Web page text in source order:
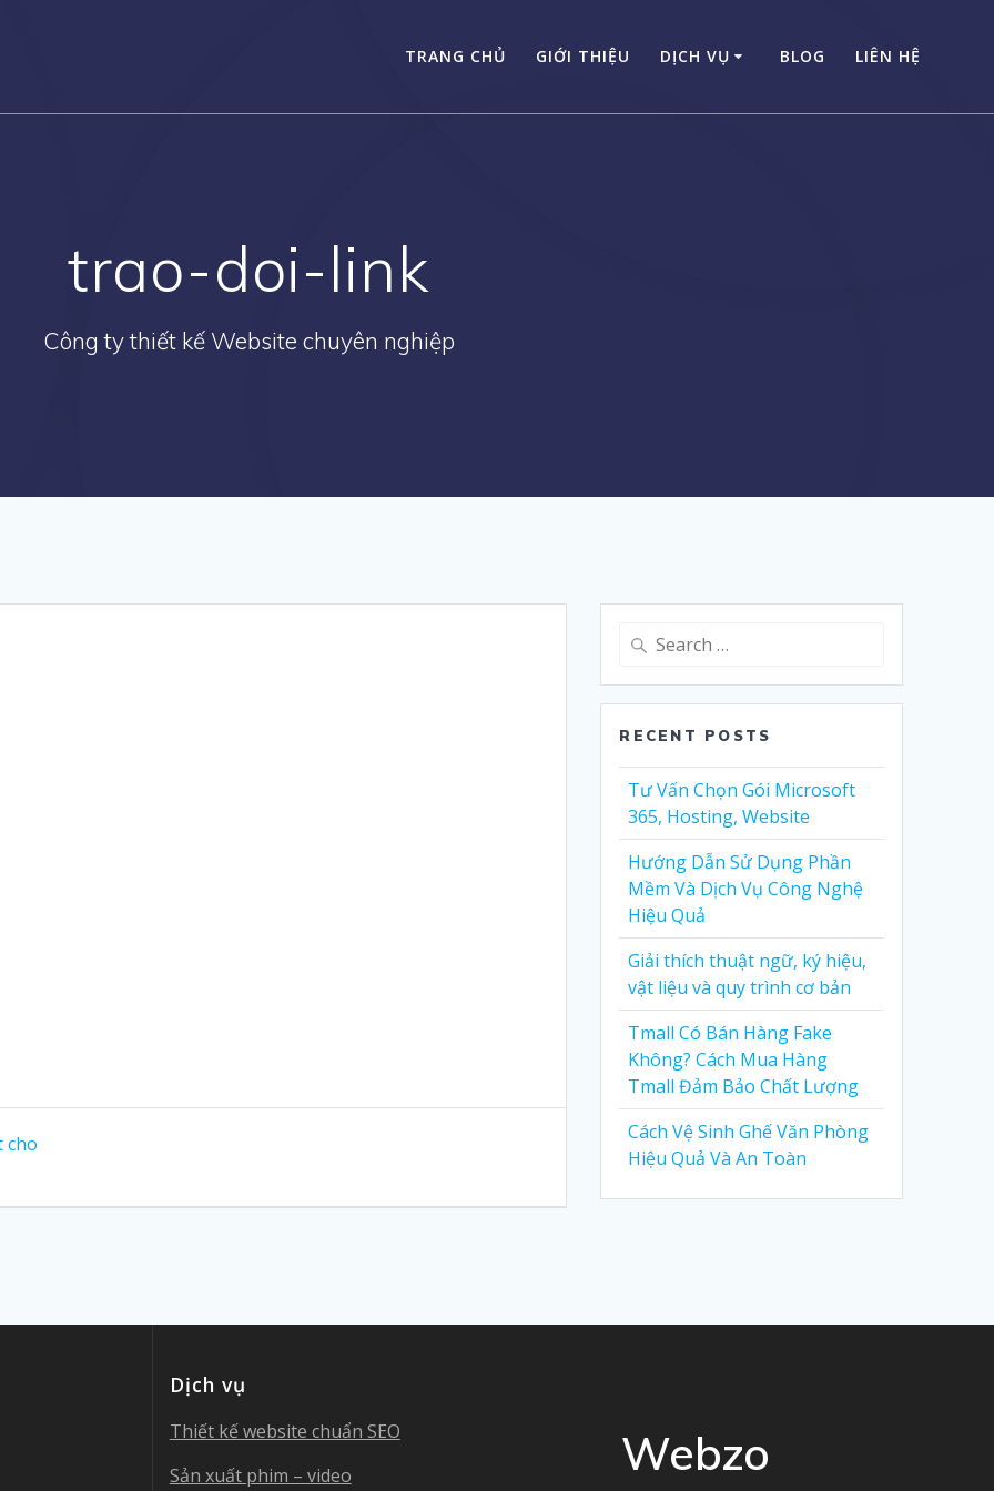
TRANG CHỦ GIỚI THIỆU DỊCH VỤ BLOG LIÊN HỆ
trao-doi-link
Công ty thiết kế Website chuyên nghiệp
cho
Search
RECENT POSTS
Tư Vấn Chọn Gói Microsoft
365, Hosting, Website
Hướng Dẫn Sử Dụng Phần
Mềm Và Dịch Vụ Công Nghệ
Hiệu Quả
Giải thích thuật ngữ, ký hiệu,
vật liệu và quy trình cơ bản
Tmall Có Bán Hàng Fake
Không? Cách Mua Hàng
Tmall Đảm Bảo Chất Lượng
Cách Vệ Sinh Ghế Văn Phòng
Hiệu Quả Và An Toàn
Dịch vụ
Thiết kế website chuẩn SEO
Sản xuất phim – video
Webzo